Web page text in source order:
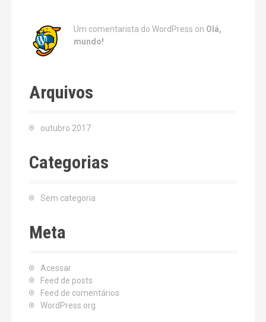
Um comentarista do WordPress on Olá,
mundo!
Arquivos
outubro 2017
Categorias
Sem categoria
Meta
Acessar
Feed de posts
Feed de comentários
WordPress.org